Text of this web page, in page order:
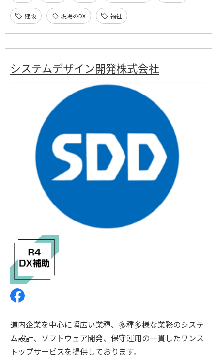
建設 現場のDX 福祉
システムデザイン開発株式会社
道内企業を中心に幅広い業種、多種多様な業務のシステ
ム設計、ソフトウェア開発、保守運用の一貫したワンス
トップサービスを提供しております。